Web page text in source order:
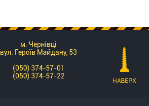
м. Чернівці
вул. Героїв Майдану, 53
(050) 374-57-01
(050) 374-57-22
НАВЕРХ